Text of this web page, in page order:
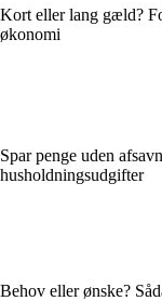
Kort eller lang gæld?
økonomi
Spar penge uden
husholdningsudgifter
Behov eller ønske?